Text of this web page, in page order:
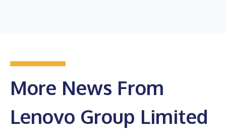
More News From
Lenovo Group Limited